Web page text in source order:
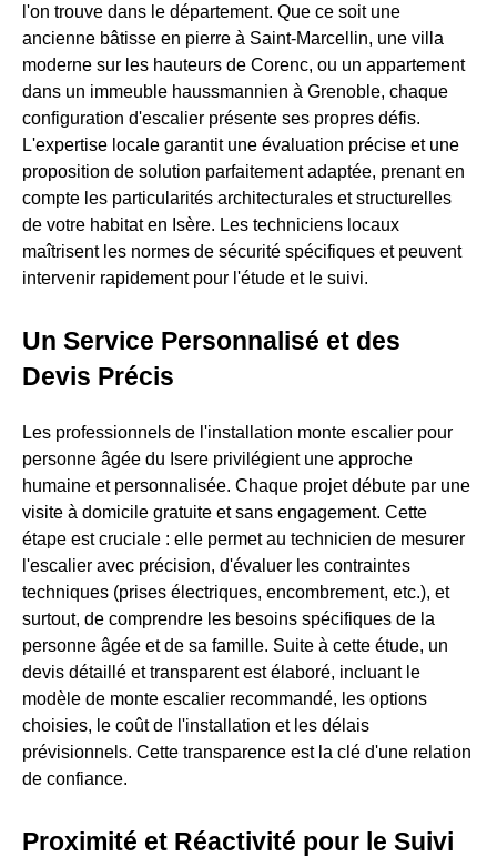
l'on trouve dans le département. Que ce soit une
ancienne bâtisse en pierre à Saint-Marcellin, une villa
moderne sur les hauteurs de Corenc, ou un appartement
dans un immeuble haussmannien à Grenoble, chaque
configuration d'escalier présente ses propres défis.
L'expertise locale garantit une évaluation précise et une
proposition de solution parfaitement adaptée, prenant en
compte les particularités architecturales et structurelles
de votre habitat en Isère. Les techniciens locaux
maîtrisent les normes de sécurité spécifiques et peuvent
intervenir rapidement pour l'étude et le suivi.
Un Service Personnalisé et des
Devis Précis
Les professionnels de l'installation monte escalier pour
personne âgée du Isere privilégient une approche
humaine et personnalisée. Chaque projet débute par une
visite à domicile gratuite et sans engagement. Cette
étape est cruciale : elle permet au technicien de mesurer
l'escalier avec précision, d'évaluer les contraintes
techniques (prises électriques, encombrement, etc.), et
surtout, de comprendre les besoins spécifiques de la
personne âgée et de sa famille. Suite à cette étude, un
devis détaillé et transparent est élaboré, incluant le
modèle de monte escalier recommandé, les options
choisies, le coût de l'installation et les délais
prévisionnels. Cette transparence est la clé d'une relation
de confiance.
Proximité et Réactivité pour le Suivi